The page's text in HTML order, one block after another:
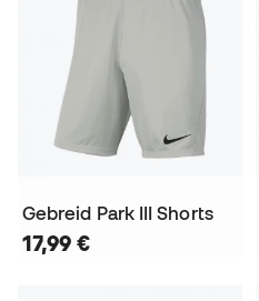
Gebreid Park III Shorts
17,99 €